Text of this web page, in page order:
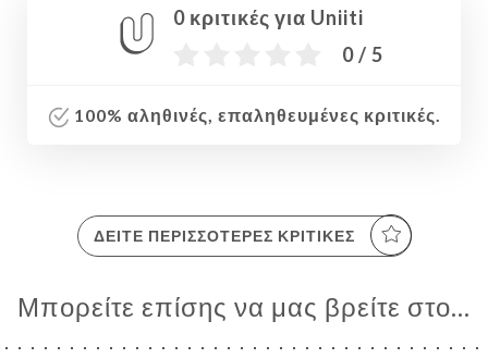
0 κριτικές για Uniiti
0 / 5
100% αληθινές, επαληθευμένες κριτικές.
ΔΕΊΤΕ ΠΕΡΙΣΣΌΤΕΡΕΣ ΚΡΙΤΙΚΈΣ
Μπορείτε επίσης να μας βρείτε στο...